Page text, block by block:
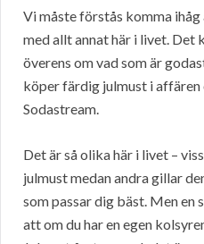
Vi måste förstås komma
med allt annat här i livet. Det
överens om vad som är
köper färdig julmust i affären
Sodastream.
Det är så olika här i livet –
julmust medan andra gillar
som passar dig bäst. Men en
att om du har en egen